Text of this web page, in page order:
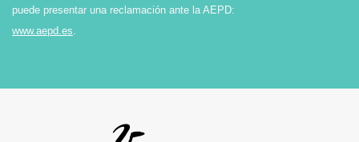
puede presentar una reclamación ante la AEPD:
www.aepd.es